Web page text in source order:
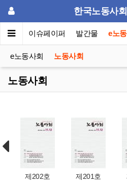
한국노동사
포럼 이슈페이퍼 발간물 e노
e노동사회 노동사회
노동사회
제202호 제201호